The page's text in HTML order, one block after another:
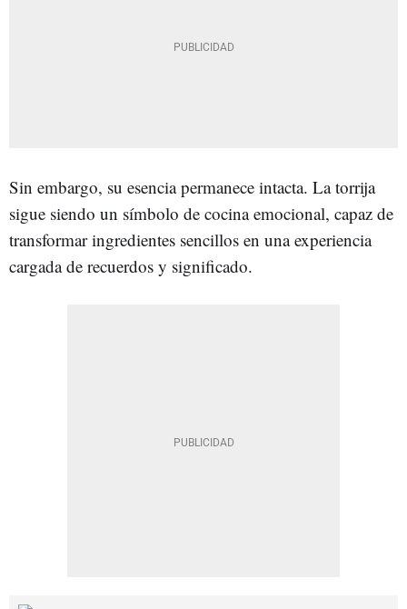
Sin embargo, su esencia permanece intacta. La torrija
sigue siendo un símbolo de cocina emocional, capaz de
transformar ingredientes sencillos en una experiencia
cargada de recuerdos y significado.